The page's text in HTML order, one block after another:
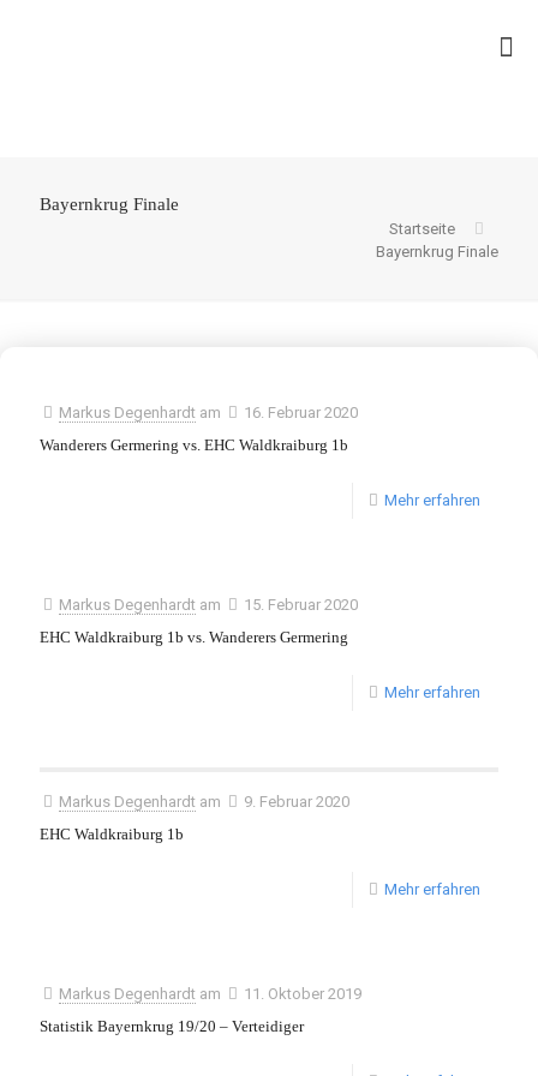
Bayernkrug Finale
Startseite
Bayernkrug Finale
Markus Degenhardt am
16. Februar 2020
Wanderers Germering vs. EHC Waldkraiburg 1b
Mehr erfahren
Markus Degenhardt am
15. Februar 2020
EHC Waldkraiburg 1b vs. Wanderers Germering
Mehr erfahren
Markus Degenhardt am
9. Februar 2020
EHC Waldkraiburg 1b
Mehr erfahren
Markus Degenhardt am
11. Oktober 2019
Statistik Bayernkrug 19/20 – Verteidiger